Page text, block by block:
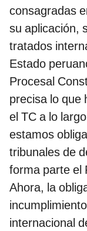
consagradas
su aplicación,
tratados
Estado
Procesal
precisa lo que
el TC a lo
estamos
tribunales de
forma parte el
Ahora, la
internacional